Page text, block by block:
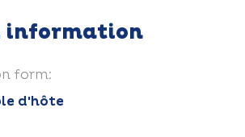
information
form:
d'hôte